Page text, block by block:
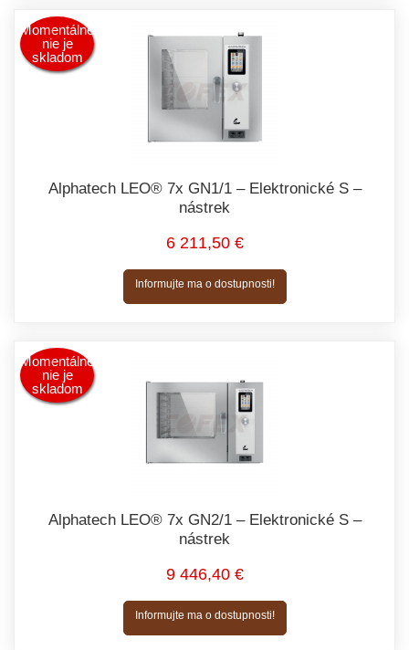
Momentálne
nie je
skladom
Alphatech LEO® 7x GN1/1 – Elektronické S –
nástrek
6 211,50 €
Informujte ma o dostupnosti!
Momentálne
nie je
skladom
Alphatech LEO® 7x GN2/1 – Elektronické S –
nástrek
9 446,40 €
Informujte ma o dostupnosti!